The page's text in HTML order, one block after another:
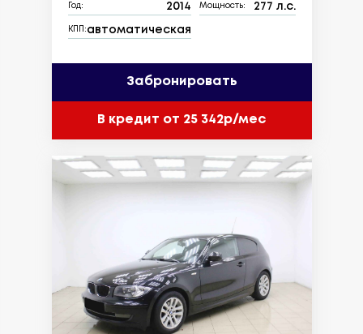
Год: 2014 Мощность: 277 л.с.
КПП: автоматическая
Забронировать
В кредит от 25 342р/мес